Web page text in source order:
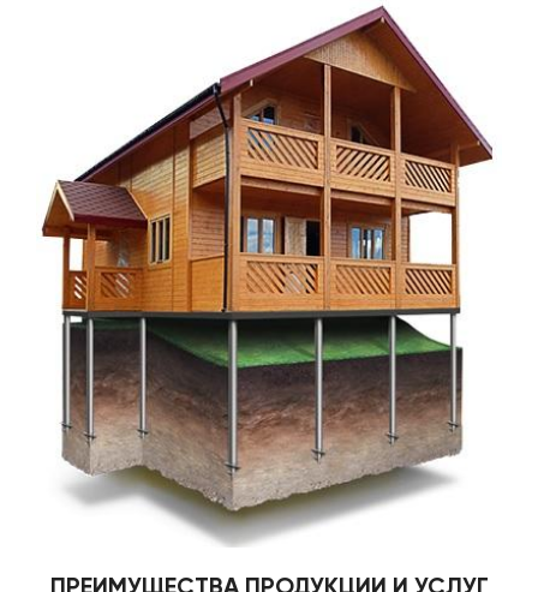
ПРЕИМУЩЕСТВА ПРОДУКЦИИ И УСЛУГ